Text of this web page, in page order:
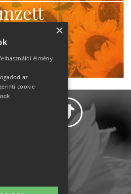
le!
×
élmény
az
cookie